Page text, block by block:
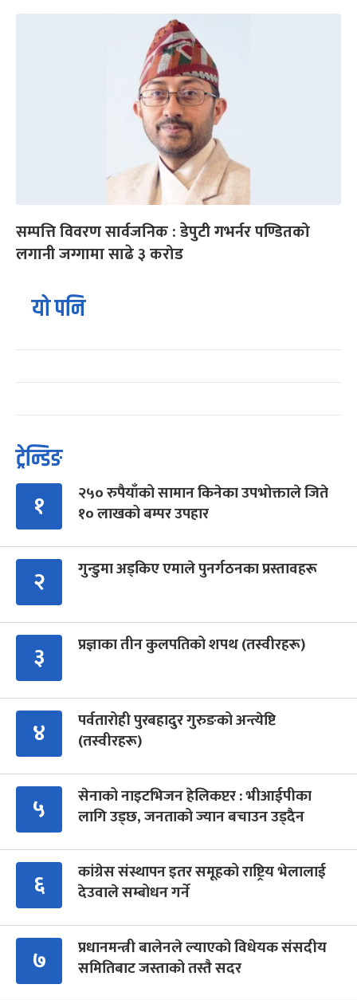
सम्पत्ति विवरण सार्वजनिक : डेपुटी गभर्नर पण्डितको
लगानी जग्गामा साढे ३ करोड
यो पनि
ट्रेन्डिङ
१
२५० रुपैयाँको सामान किनेका उपभोक्ताले जिते
१० लाखको बम्पर उपहार
२ गुन्डुमा अड्किए एमाले पुनर्गठनका प्रस्तावहरू
३ प्रज्ञाका तीन कुलपतिको शपथ (तस्वीरहरू)
४
पर्वतारोही पुरबहादुर गुरुङको अन्त्येष्टि
(तस्वीरहरू)
५
सेनाको नाइटभिजन हेलिकप्टर : भीआईपीका
लागि उड्छ, जनताको ज्यान बचाउन उड्दैन
६
कांग्रेस संस्थापन इतर समूहको राष्ट्रिय भेलालाई
देउवाले सम्बोधन गर्ने
७
प्रधानमन्त्री बालेनले ल्याएको विधेयक संसदीय
समितिबाट जस्ताको तस्तै सदर